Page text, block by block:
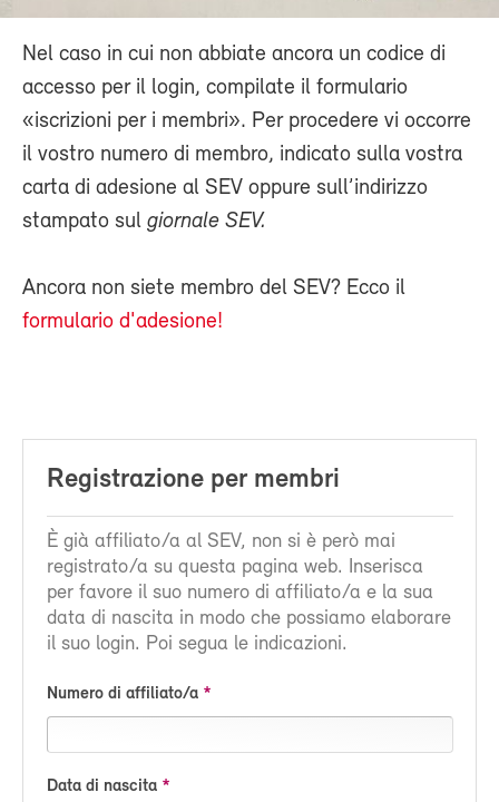
Nel caso in cui non abbiate ancora un codice di
accesso per il login, compilate il formulario
«iscrizioni per i membri». Per procedere vi occorre
il vostro numero di membro, indicato sulla vostra
carta di adesione al SEV oppure sull’indirizzo
stampato sul giornale SEV.
Ancora non siete membro del SEV? Ecco il
formulario d'adesione!
Registrazione per membri
È già affiliato/a al SEV, non si è però mai
registrato/a su questa pagina web. Inserisca
per favore il suo numero di affiliato/a e la sua
data di nascita in modo che possiamo elaborare
il suo login. Poi segua le indicazioni.
Numero di affiliato/a
Data di nascita